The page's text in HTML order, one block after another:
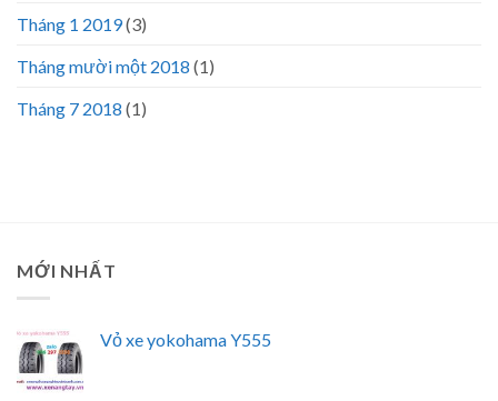
Tháng 1 2019(3)
Tháng mười một 2018 (1)
Tháng 7 2018 (1)
MỚI NHẤT
Vỏ xe yokohama Y555